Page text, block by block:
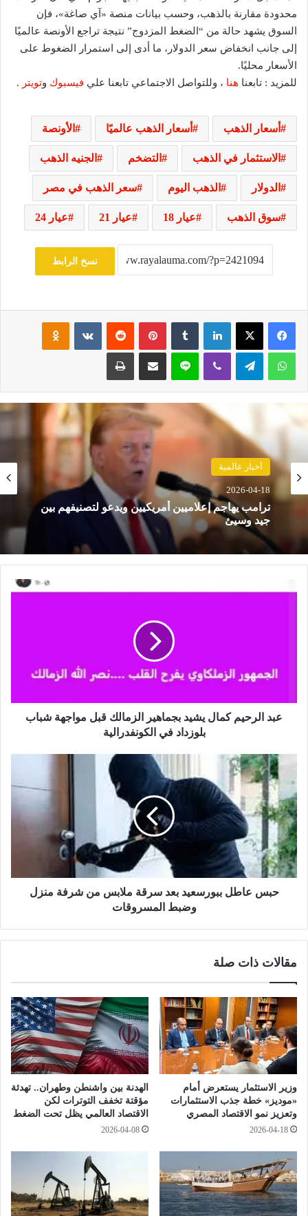
محدودة مقارنة بالذهب، وحسب بيانات منصة «آي صاغة»، فإن
السوق يشهد حالة من “الضغط المزدوج” نتيجة تراجع الأونصة عالميًا
إلى جانب انخفاض سعر الدولار، ما أدى إلى استمرار الضغوط على
الأسعار محليًا.
للمزيد : تابعنا هنا ، وللتواصل الاجتماعي تابعنا علي فيسبوك وتويتر .
أسعار الذهب أسعار الذهب عالميًا الأونصة
الاستثمار في الذهب التضخم الجنيه الذهب
الدولار الذهب اليوم سعر الذهب في مصر
سوق الذهب عيار 18 عيار 21 عيار 24
نسخ الرابط
فيسبوك ‫X لينكدإن بينتيريست
واتساب تيلقرام لاين
أخبار عالمية
2026-04-18
ترامب يهاجم إعلاميين أمريكيين ويدعو لتصنيفهم بين
جيد وسيئ
حوادث
2026-04-18
مصرع 8 أشخاص في تحطم مروحية بإندونيسيا بعد
دقائق من الإقلاع في جزيرة بورنيو
م
ي
د
ب
ج
م
ا
ا
ز
ل
ق
ب
ل
م
و
ا
ج
ه
ة
ش
ب
ا
ب
عبد الرحيم كمال يشيد بجماهير الزمالك قبل مواجهة شباب
بلوزداد في الكونفدرالية
س
ع
ا
ط
ل
ب
ب
د
د
ر
ق
ل
ب
م
ش
ر
ف
حبس عاطل ببورسعيد بعد سرقة ملابس من شرفة منزل
وضبط المسروقات
مقالات ذات صلة
وزير الاستثمار يستعرض أمام
«موديز» خطة جذب الاستثمارات
وتعزيز نمو الاقتصاد المصري
2026-04-18
الهدنة بين واشنطن وطهران.. تهدئة
مؤقتة تخفف التوترات لكن
الاقتصاد العالمي يظل تحت الضغط
2026-04-08